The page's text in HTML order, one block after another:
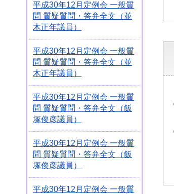
平成30年12月定例会 一般質
問 質疑質問・答弁全文（並
木正年議員）
平成30年12月定例会 一般質
問 質疑質問・答弁全文（並
木正年議員）
平成30年12月定例会 一般質
問 質疑質問・答弁全文（飯
塚俊彦議員）
平成30年12月定例会 一般質
問 質疑質問・答弁全文（飯
塚俊彦議員）
平成30年12月定例会 一般質